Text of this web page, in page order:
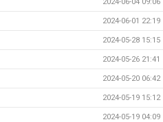
2024-06-01 22:19
2024-05-28 15:15
2024-05-26 21:41
2024-05-20 06:42
2024-05-19 15:12
2024-05-19 04:09